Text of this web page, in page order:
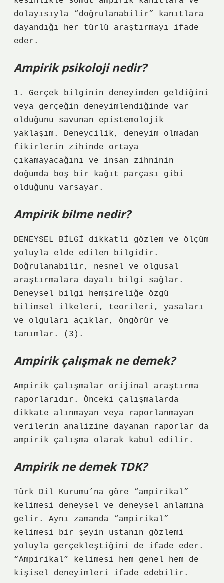
dolayısıyla “doğrulanabilir” kanıtlara
dayandığı her türlü araştırmayı ifade
eder.
Ampirik psikoloji nedir?
1. Gerçek bilginin deneyimden geldiğini
veya gerçeğin deneyimlendiğinde var
olduğunu savunan epistemolojik
yaklaşım. Deneycilik, deneyim olmadan
fikirlerin zihinde ortaya
çıkamayacağını ve insan zihninin
doğumda boş bir kağıt parçası gibi
olduğunu varsayar.
Ampirik bilme nedir?
DENEYSEL BİLGİ dikkatli gözlem ve ölçüm
yoluyla elde edilen bilgidir.
Doğrulanabilir, nesnel ve olgusal
araştırmalara dayalı bilgi sağlar.
Deneysel bilgi hemşireliğe özgü
bilimsel ilkeleri, teorileri, yasaları
ve olguları açıklar, öngörür ve
tanımlar. (3).
Ampirik çalışmak ne demek?
Ampirik çalışmalar orijinal araştırma
raporlarıdır. Önceki çalışmalarda
dikkate alınmayan veya raporlanmayan
verilerin analizine dayanan raporlar da
ampirik çalışma olarak kabul edilir.
Ampirik ne demek TDK?
Türk Dil Kurumu’na göre “ampirikal”
kelimesi deneysel ve deneysel anlamına
gelir. Aynı zamanda “ampirikal”
kelimesi bir şeyin ustanın gözlemi
yoluyla gerçekleştiğini de ifade eder.
“Ampirikal” kelimesi hem genel hem de
kişisel deneyimleri ifade edebilir.